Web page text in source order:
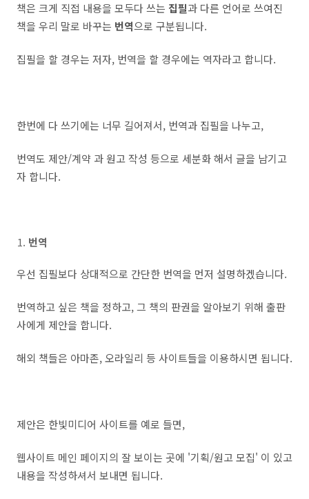
책은 크게 직접 내용을 모두다 쓰는 집필과 다른 언어로 쓰여진
책을 우리 말로 바꾸는 번역으로 구분됩니다.
집필을 할 경우는 저자, 번역을 할 경우에는 역자라고 합니다.
한번에 다 쓰기에는 너무 길어져서, 번역과 집필을 나누고,
번역도 제안/계약 과 원고 작성 등으로 세분화 해서 글을 남기고
자 합니다.
번역
우선 집필보다 상대적으로 간단한 번역을 먼저 설명하겠습니다.
번역하고 싶은 책을 정하고, 그 책의 판권을 알아보기 위해 출판
사에게 제안을 합니다.
해외 책들은 아마존, 오라일리 등 사이트들을 이용하시면 됩니다.
제안은 한빛미디어 사이트를 예로 들면,
웹사이트 메인 페이지의 잘 보이는 곳에 '기획/원고 모집' 이 있고
내용을 작성하셔서 보내면 됩니다.